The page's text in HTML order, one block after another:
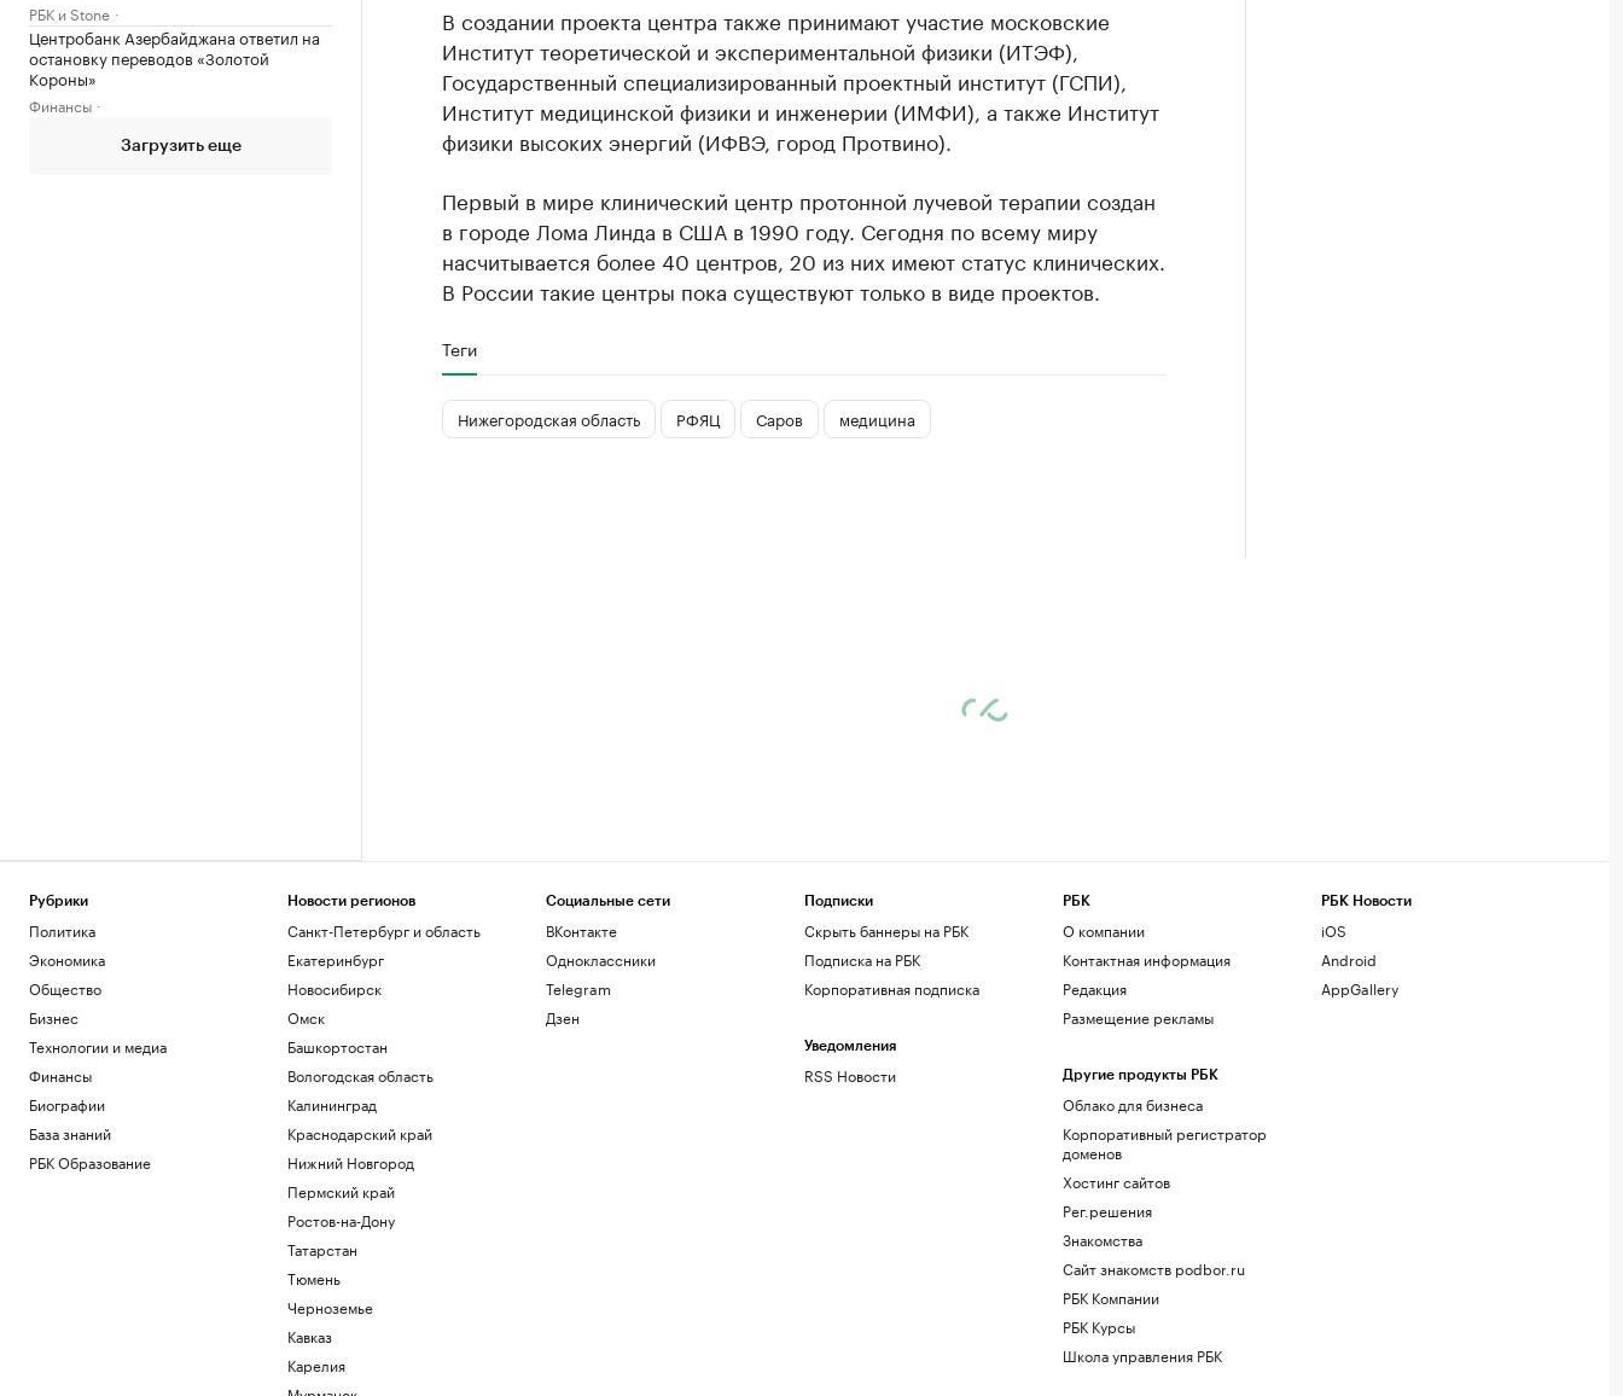
РБК и Stone
Центробанк Азербайджана ответил на
остановку переводов «Золотой
Короны»
Финансы
Загрузить еще
В создании проекта центра также принимают участие московские
Институт теоретической и экспериментальной физики (ИТЭФ),
Государственный специализированный проектный институт (ГСПИ),
Институт медицинской физики и инженерии (ИМФИ), а также Институт
физики высоких энергий (ИФВЭ, город Протвино).
Первый в мире клинический центр протонной лучевой терапии создан
в городе Лома Линда в США в 1990 году. Сегодня по всему миру
насчитывается более 40 центров, 20 из них имеют статус клинических.
В России такие центры пока существуют только в виде проектов.
Теги
Нижегородская область РФЯЦ Саров медицина
Рубрики
Политика
Экономика
Общество
Бизнес
Технологии и медиа
Финансы
Биографии
База знаний
РБК Образование
Новости регионов
Санкт-Петербург и область
Екатеринбург
Новосибирск
Омск
Башкортостан
Вологодская область
Калининград
Краснодарский край
Нижний Новгород
Пермский край
Ростов-на-Дону
Татарстан
Тюмень
Черноземье
Кавказ
Карелия
Социальные сети
ВКонтакте
Одноклассники
Telegram
Дзен
Подписки
Скрыть баннеры на РБК
Подписка на РБК
Корпоративная подписка
Уведомления
RSS Новости
РБК
О компании
Контактная информация
Редакция
Размещение рекламы
Другие продукты РБК
Облако для бизнеса
Корпоративный регистратор
доменов
Хостинг сайтов
Рег.решения
Знакомства
Сайт знакомств podbor.ru
РБК Компании
РБК Курсы
Школа управления РБК
РБК Новости
iOS
Android
AppGallery